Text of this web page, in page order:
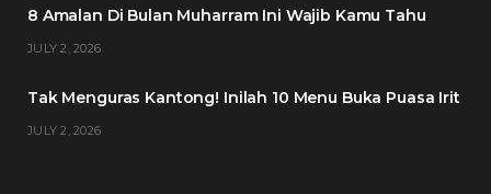
8 Amalan Di Bulan Muharram Ini Wajib Kamu Tahu
JULY 2, 2026
Tak Menguras Kantong! Inilah 10 Menu Buka Puasa Irit
JULY 2, 2026